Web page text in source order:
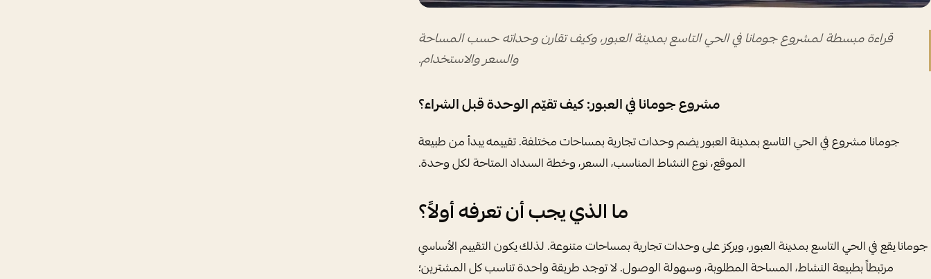
قراءة مبسطة لمشروع جومانا في الحي التاسع بمدينة العبور، وكيف تقارن وحداته حسب المساحة
والسعر والاستخدام.
مشروع جومانا في العبور: كيف تقيّم الوحدة قبل الشراء؟
جومانا مشروع في الحي التاسع بمدينة العبور يضم وحدات تجارية بمساحات مختلفة. تقييمه يبدأ من طبيعة
الموقع، نوع النشاط المناسب، السعر، وخطة السداد المتاحة لكل وحدة.
ما الذي يجب أن تعرفه أولاً؟
جومانا يقع في الحي التاسع بمدينة العبور، ويركز على وحدات تجارية بمساحات متنوعة. لذلك يكون التقييم الأساسي
مرتبطاً بطبيعة النشاط، المساحة المطلوبة، وسهولة الوصول. لا توجد طريقة واحدة تناسب كل المشترين؛